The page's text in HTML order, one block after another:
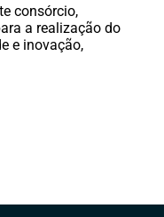
consórcio,
a realização do
e inovação,